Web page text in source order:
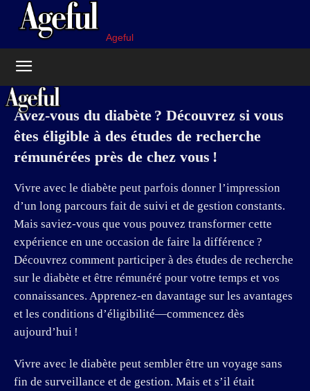
Ageful
Avez-vous du diabète ? Découvrez si vous
êtes éligible à des études de recherche
rémunérées près de chez vous !
Vivre avec le diabète peut parfois donner l’impression
d’un long parcours fait de suivi et de gestion constants.
Mais saviez-vous que vous pouvez transformer cette
expérience en une occasion de faire la différence ?
Découvrez comment participer à des études de recherche
sur le diabète et être rémunéré pour votre temps et vos
connaissances. Apprenez-en davantage sur les avantages
et les conditions d’éligibilité—commencez dès
aujourd’hui !
Vivre avec le diabète peut sembler être un voyage sans
fin de surveillance et de gestion. Mais et s’il était